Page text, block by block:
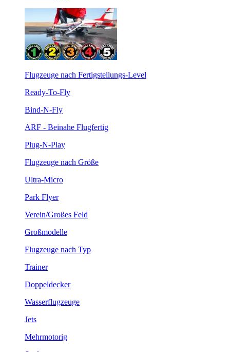
Flugzeuge nach Fertigstellungs-Level
Ready-To-Fly
Bind-N-Fly
ARF - Beinahe Flugfertig
Plug-N-Play
Flugzeuge nach Größe
Ultra-Micro
Park Flyer
Verein/Großes Feld
Großmodelle
Flugzeuge nach Typ
Trainer
Doppeldecker
Wasserflugzeuge
Jets
Mehrmotorig